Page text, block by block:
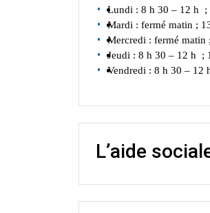
Lundi : 8 h 30 – 12 h
;
Mardi : fermé matin ;
Mercredi : fermé matin
Jeudi : 8 h 30 – 12 h
;
Vendredi : 8 h 30 – 12
L’aide